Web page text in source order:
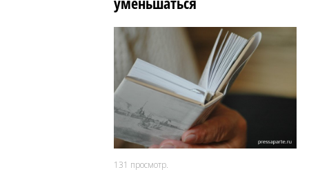
131 просмотр.